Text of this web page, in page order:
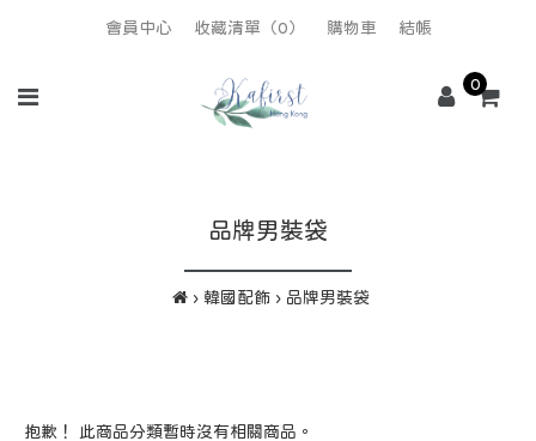
會員中心 收藏清單（0） 購物車 結帳
0
品牌男裝袋
韓國配飾 品牌男裝袋
抱歉！ 此商品分類暫時沒有相關商品。